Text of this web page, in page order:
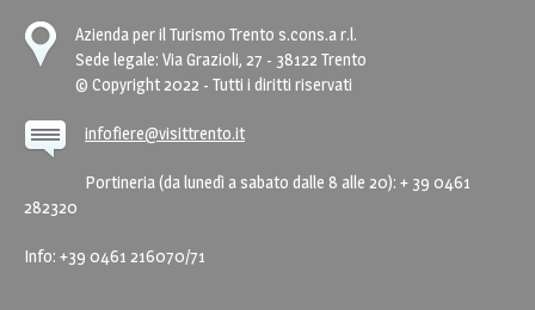
Azienda per il Turismo Trento s.cons.a r.l.
Sede legale: Via Grazioli, 27 - 38122 Trento
© Copyright 2022 - Tutti i diritti riservati
infofiere@visittrento.it
Portineria (da lunedì a sabato dalle 8 alle 20): + 39 0461
282320
Info: +39 0461 216070/71